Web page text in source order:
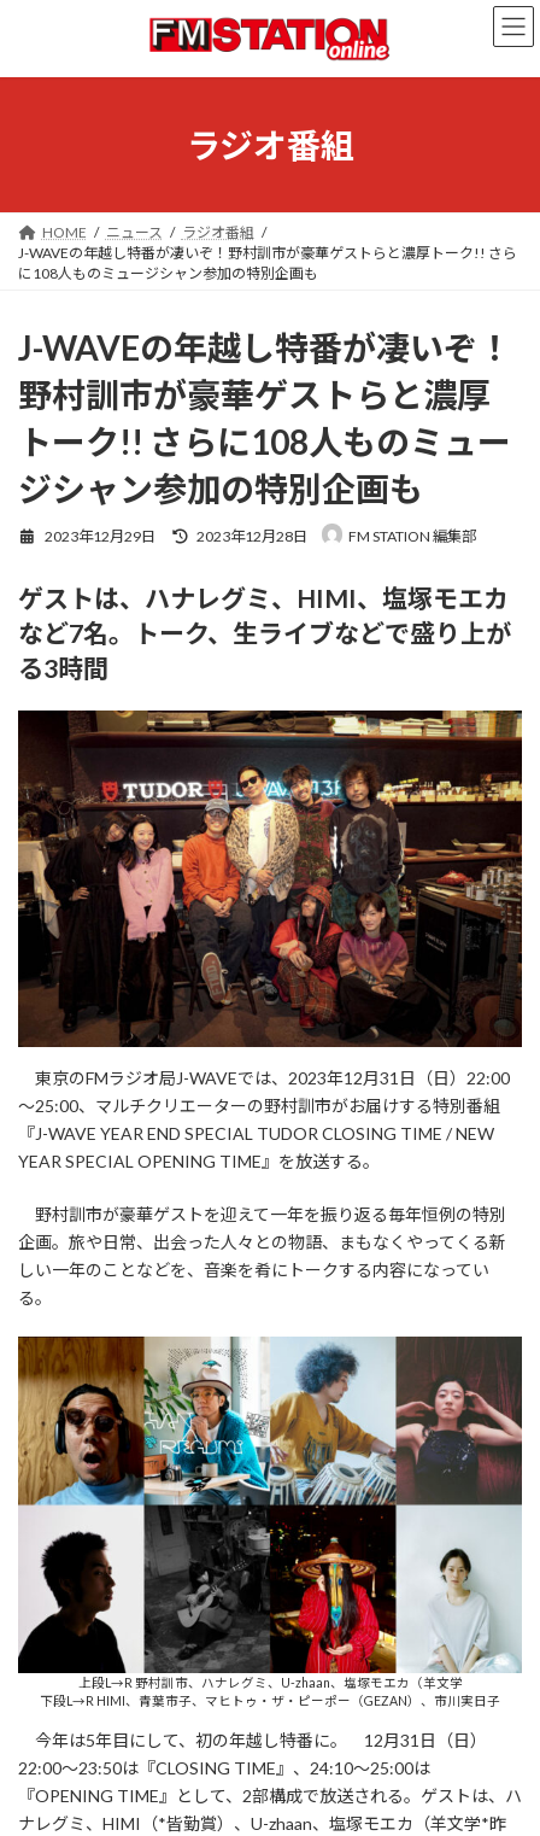
ン
ー
ラジオ番組
HOME ニュース
ラジオ番組
J-WAVEの年越し特番が凄いぞ！野村訓市が豪華ゲストらと濃厚トーク!! さら
に108人ものミュージシャン参加の特別企画も
J-WAVEの年越し特番が凄いぞ！
野村訓市が豪華ゲストらと濃厚
トーク!! さらに108人ものミュー
ジシャン参加の特別企画も
2023年12月29日
最
新
日
時
2023年12月28日 FM STATION 編集部
ゲストは、ハナレグミ、HIMI、塩塚モエカ
など7名。トーク、生ライブなどで盛り上が
る3時間
東京のFMラジオ局J-WAVEでは、2023年12月31日（日）22:00
～25:00、マルチクリエーターの野村訓市がお届けする特別番組
『J-WAVE YEAR END SPECIAL TUDOR CLOSING TIME / NEW
YEAR SPECIAL OPENING TIME』を放送する。
野村訓市が豪華ゲストを迎えて一年を振り返る毎年恒例の特別
企画。旅や日常、出会った人々との物語、まもなくやってくる新
しい一年のことなどを、音楽を肴にトークする内容になってい
る。
上段L→R 野村訓市、ハナレグミ、U-zhaan、塩塚モエカ（羊文学
下段L→R HIMI、青葉市子、マヒトゥ・ザ・ピーポー（GEZAN）、市川実日子
今年は5年目にして、初の年越し特番に。 12月31日（日）
22:00～23:50は『CLOSING TIME』、24:10～25:00は
『OPENING TIME』として、2部構成で放送される。ゲストは、ハ
ナレグミ、HIMI（*皆勤賞）、U-zhaan、塩塚モエカ（羊文学*昨